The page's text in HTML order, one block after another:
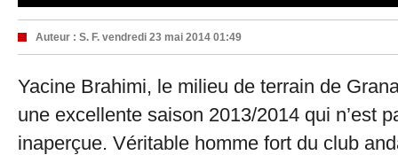
Auteur : S. F. vendredi 23 mai 2014 01:49
Yacine Brahimi, le milieu de terrain de
une excellente saison 2013/2014 qui n’est
inaperçue. Véritable homme fort du club